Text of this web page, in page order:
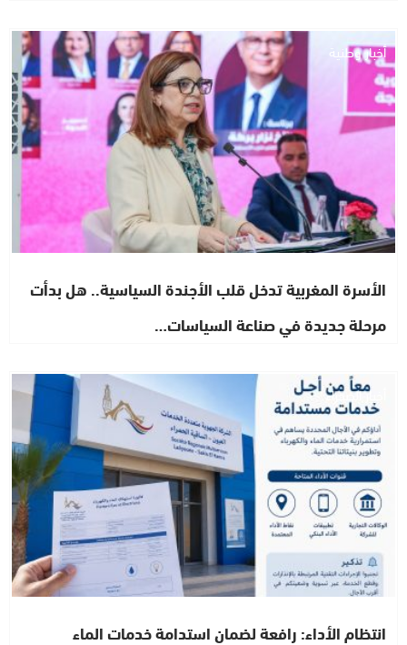
أخبار وطنية
الأسرة المغربية تدخل قلب الأجندة السياسية.. هل بدأت
مرحلة جديدة في صناعة السياسات…
أخبار الصحراء
انتظام الأداء: رافعة لضمان استدامة خدمات الماء